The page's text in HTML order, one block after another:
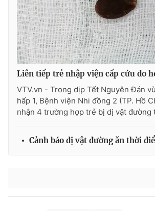
Liên tiếp trẻ nhập viện cấp cứu do
VTV.vn - Trong dịp Tết Nguyên Đán
hấp 1, Bệnh viện Nhi đồng 2 (TP. Hồ
nhận 4 trường hợp trẻ bị dị vật đường
Cảnh báo dị vật đường ăn thời